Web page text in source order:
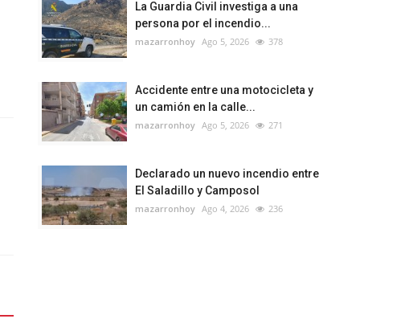
La Guardia Civil investiga a una
persona por el incendio...
mazarronhoy Ago 5, 2026 378
Accidente entre una motocicleta y
un camión en la calle...
mazarronhoy Ago 5, 2026 271
Declarado un nuevo incendio entre
El Saladillo y Camposol
mazarronhoy Ago 4, 2026 236